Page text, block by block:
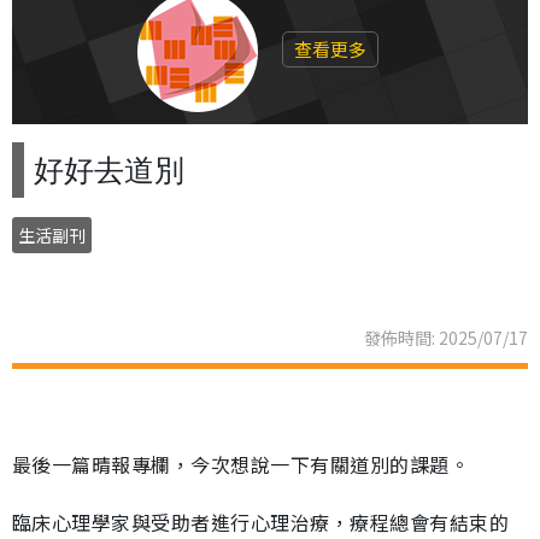
查看更多
好好去道別
生活副刊
發佈時間: 2025/07/17
最後一篇晴報專欄，今次想說一下有關道別的課題。
臨床心理學家與受助者進行心理治療，療程總會有結束的